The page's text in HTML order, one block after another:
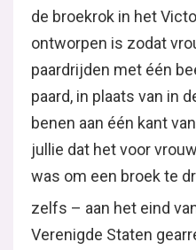
de broekrok in het
ontworpen is zodat
paardrijden met één
paard, in plaats van in
benen aan één kant
jullie dat het voor
was om een broek te
zelfs – aan het eind
Verenigde Staten